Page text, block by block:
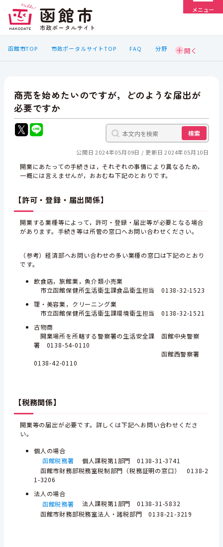
メニュー
函館市TOP 市政ポータルサイトTOP FAQ 分野
商売を始めたいのですが，どのような届出が
必要ですか
検索
公開日 2024年05月09日 更新日 2024年05月10日
開業にあたっての手続きは，それぞれの事情により異なるため，
一概には言えませんが，おおむね下記のとおりです。
【許可・登録・届出関係】
開業する業種等によって，許可・登録・届出等が必要となる場合
があります。手続き等は所管の窓口へお問い合わせください。
（参考）経済部へお問い合わせの多い業種の窓口は下記のとおり
です。
飲食店，旅館業，魚介類小売業
市立函館保健所生活衛生課食品衛生担当 0138-32-1523
理・美容業，クリーニング業
市立函館保健所生活衛生課環境衛生担当 0138-32-1521
古物商
開業場所を所轄する警察署の生活安全課 函館中央警察
署 0138-54-0110
函館西警察署
0138-42-0110
【税務関係】
開業等の届出が必要です。詳しくは下記へお問い合わせくださ
い。
個人の場合
函館税務署
個人課税第1部門 0138-31-3741
函館市財務部税務室税制部門（税務証明の窓口） 0138-2
1-3206
法人の場合
函館税務署
法人課税第1部門 0138-31-5832
函館市財務部税務室法人・諸税部門 0138-21-3219